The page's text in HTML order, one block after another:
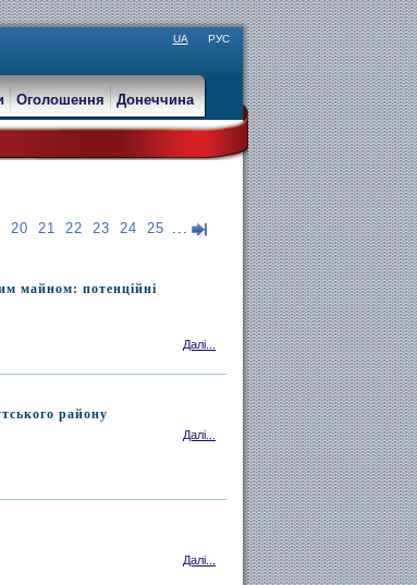
UA РУС
Оголошення Донеччина
20 21 22 23 24 25 ...
майном: потенційні
Далі...
району
Далі...
Далі...